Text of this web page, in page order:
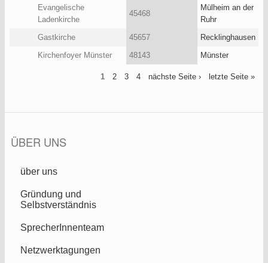
Evangelische
Ladenkirche
45468
Mülheim an der
Ruhr
Gastkirche
45657
Recklinghausen
Kirchenfoyer Münster
48143 Münster
1 2 3 4 nächste Seite › letzte Seite »
ÜBER UNS
über uns
Gründung und
Selbstverständnis
SprecherInnenteam
Netzwerktagungen